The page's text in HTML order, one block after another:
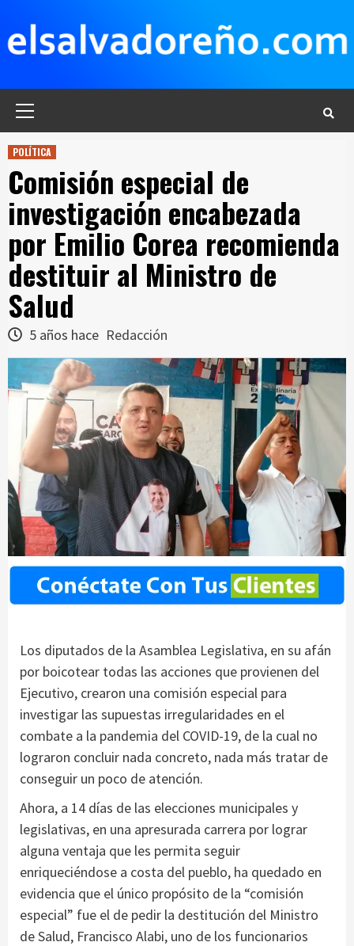
contenido
POLÍTICA
Comisión especial de
investigación encabezada
por Emilio Corea recomienda
destituir al Ministro de
Salud
5 años hace Redacción
Los diputados de la Asamblea Legislativa, en su afán
por boicotear todas las acciones que provienen del
Ejecutivo, crearon una comisión especial para
investigar las supuestas irregularidades en el
combate a la pandemia del COVID-19, de la cual no
lograron concluir nada concreto, nada más tratar de
conseguir un poco de atención.
Ahora, a 14 días de las elecciones municipales y
legislativas, en una apresurada carrera por lograr
alguna ventaja que les permita seguir
enriqueciéndose a costa del pueblo, ha quedado en
evidencia que el único propósito de la “comisión
especial” fue el de pedir la destitución del Ministro
de Salud, Francisco Alabi, uno de los funcionarios